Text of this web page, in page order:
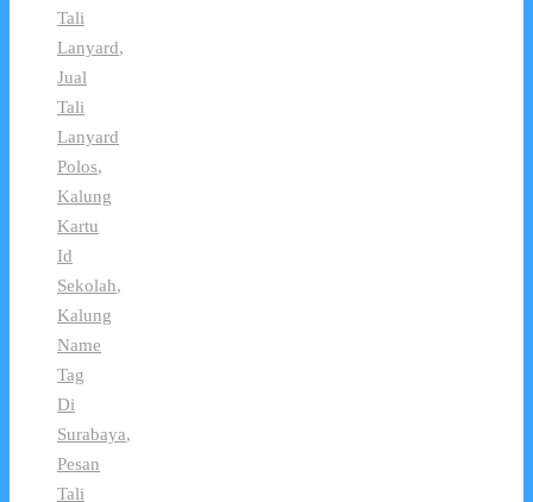
Tali
Lanyard,
Jual
Tali
Lanyard
Polos,
Kalung
Kartu
Id
Sekolah,
Kalung
Name
Tag
Di
Surabaya,
Pesan
Tali